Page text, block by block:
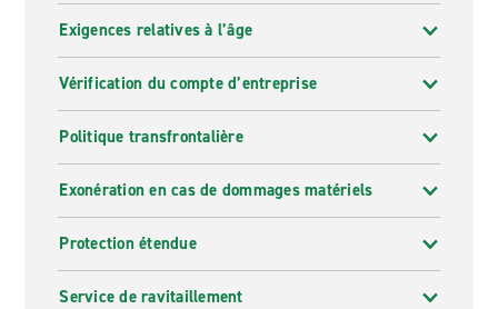
Exigences relatives à l’âge
Vérification du compte d’entreprise
Politique transfrontalière
Exonération en cas de dommages matériels
Protection étendue
Service de ravitaillement